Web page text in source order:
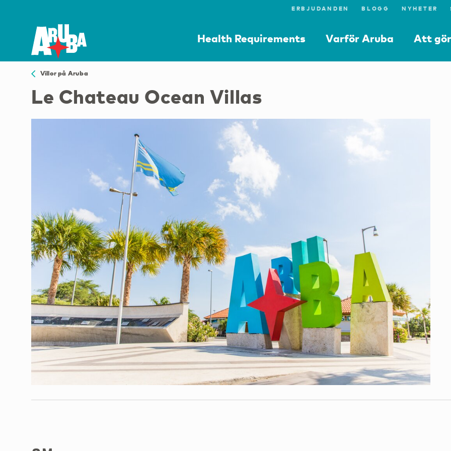
ERBJUDANDEN BLOGG NYHETER
Health Requirements Varför Aruba Att
Villor på Aruba
Le Chateau Ocean Villas